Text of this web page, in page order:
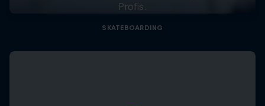
Profis.
SKATEBOARDING